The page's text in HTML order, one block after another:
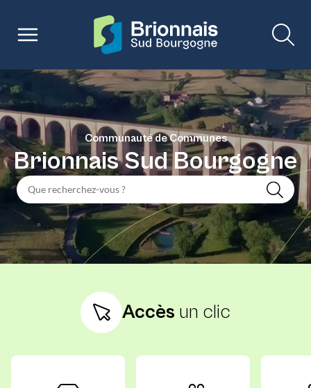
Communauté de Communes
Brionnais Sud Bourgogne
Accès un clic